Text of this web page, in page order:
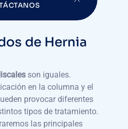
de Hernia
son iguales.
en la columna y el
provocar diferentes
tipos de tratamiento.
las principales